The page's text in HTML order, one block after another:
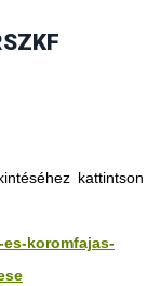
kattintson
koromfajas-